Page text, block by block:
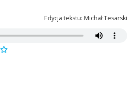
Edycja tekstu: Michał Tesarski